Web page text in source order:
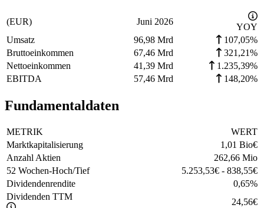
(EUR) Juni 2026
YOY
Umsatz
96,98 Mrd
107,05%
Bruttoeinkommen
67,46 Mrd
321,21%
Nettoeinkommen
41,39 Mrd
1.235,39%
EBITDA
57,46 Mrd 148,20%
Fundamentaldaten
METRIK
WERT
Marktkapitalisierung
1,01 Bio€
Anzahl Aktien
262,66 Mio
52 Wochen-Hoch/Tief
5.253,53€ - 838,55€
Dividendenrendite
0,65%
Dividenden TTM
24,56€